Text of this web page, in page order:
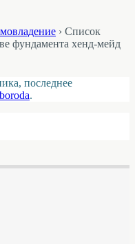
› Список
фундамента хенд-мейд
последнее
.